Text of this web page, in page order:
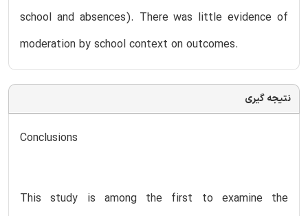
school and absences). There was little evidence of
moderation by school context on outcomes.
نتیجه گیری
Conclusions
This study is among the first to examine the